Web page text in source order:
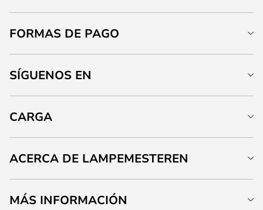
FORMAS DE PAGO
SÍGUENOS EN
CARGA
ACERCA DE LAMPEMESTEREN
MÁS INFORMACIÓN